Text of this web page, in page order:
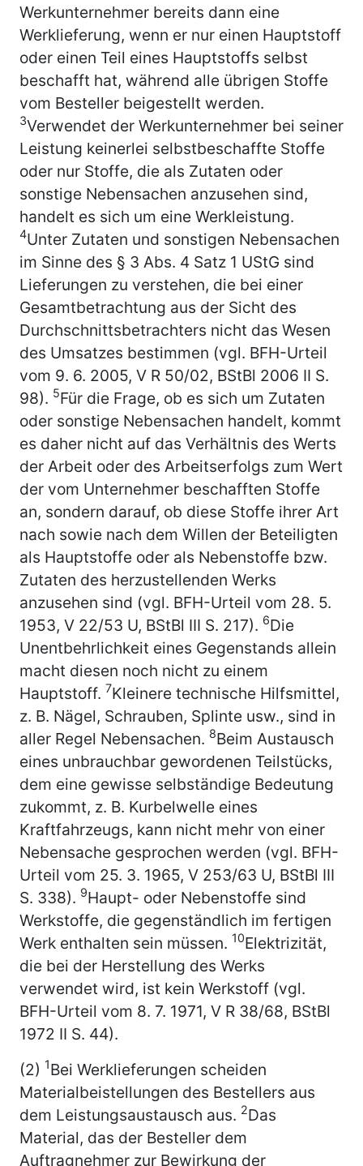
Werkunternehmer bereits dann eine
Werklieferung, wenn er nur einen Hauptstoff
oder einen Teil eines Hauptstoffs selbst
beschafft hat, während alle übrigen Stoffe
vom Besteller beigestellt werden.
3Verwendet der Werkunternehmer bei seiner
Leistung keinerlei selbstbeschaffte Stoffe
oder nur Stoffe, die als Zutaten oder
sonstige Nebensachen anzusehen sind,
handelt es sich um eine Werkleistung.
4Unter Zutaten und sonstigen Nebensachen
im Sinne des § 3 Abs. 4 Satz 1 UStG sind
Lieferungen zu verstehen, die bei einer
Gesamtbetrachtung aus der Sicht des
Durchschnittsbetrachters nicht das Wesen
des Umsatzes bestimmen (vgl. BFH-Urteil
vom 9. 6. 2005, V R 50/02, BStBl 2006 II S.
98). 5Für die Frage, ob es sich um Zutaten
oder sonstige Nebensachen handelt, kommt
es daher nicht auf das Verhältnis des Werts
der Arbeit oder des Arbeitserfolgs zum Wert
der vom Unternehmer beschafften Stoffe
an, sondern darauf, ob diese Stoffe ihrer Art
nach sowie nach dem Willen der Beteiligten
als Hauptstoffe oder als Nebenstoffe bzw.
Zutaten des herzustellenden Werks
anzusehen sind (vgl. BFH-Urteil vom 28. 5.
1953, V 22/53 U, BStBl III S. 217). 6Die
Unentbehrlichkeit eines Gegenstands allein
macht diesen noch nicht zu einem
Hauptstoff. 7Kleinere technische Hilfsmittel,
z. B. Nägel, Schrauben, Splinte usw., sind in
aller Regel Nebensachen. 8Beim Austausch
eines unbrauchbar gewordenen Teilstücks,
dem eine gewisse selbständige Bedeutung
zukommt, z. B. Kurbelwelle eines
Kraftfahrzeugs, kann nicht mehr von einer
Nebensache gesprochen werden (vgl. BFH-
Urteil vom 25. 3. 1965, V 253/63 U, BStBl III
S. 338). 9Haupt- oder Nebenstoffe sind
Werkstoffe, die gegenständlich im fertigen
Werk enthalten sein müssen. 10Elektrizität,
die bei der Herstellung des Werks
verwendet wird, ist kein Werkstoff (vgl.
BFH-Urteil vom 8. 7. 1971, V R 38/68, BStBl
1972 II S. 44).
(2) 1Bei Werklieferungen scheiden
Materialbeistellungen des Bestellers aus
dem Leistungsaustausch aus. 2Das
Material, das der Besteller dem
Auftragnehmer zur Bewirkung der